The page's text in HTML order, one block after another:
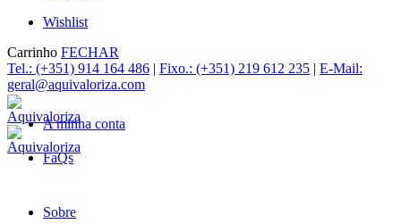
Wishlist
Carrinho FECHAR
Tel.: (+351) 914 164 486 | Fixo.: (+351) 219 612 235 | E-Mail:
geral@aquivaloriza.com
A minha conta
FaQs
Sobre